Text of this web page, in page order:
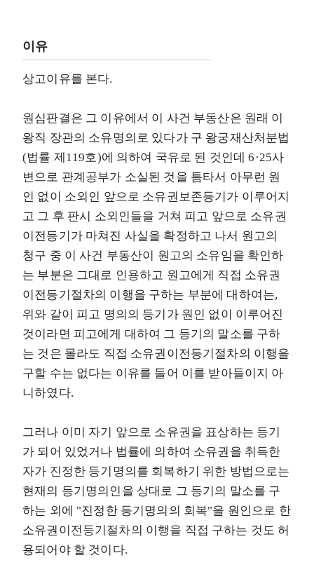
이유
상고이유를 본다.
원심판결은 그 이유에서 이 사건 부동산은 원래 이
왕직 장관의 소유명의로 있다가 구 왕궁재산처분법
(법률 제119호)에 의하여 국유로 된 것인데 6·25사
변으로 관계공부가 소실된 것을 틈타서 아무런 원
인 없이 소외인 앞으로 소유권보존등기가 이루어지
고 그 후 판시 소외인들을 거쳐 피고 앞으로 소유권
이전등기가 마쳐진 사실을 확정하고 나서 원고의
청구 중 이 사건 부동산이 원고의 소유임을 확인하
는 부분은 그대로 인용하고 원고에게 직접 소유권
이전등기절차의 이행을 구하는 부분에 대하여는,
위와 같이 피고 명의의 등기가 원인 없이 이루어진
것이라면 피고에게 대하여 그 등기의 말소를 구하
는 것은 몰라도 직접 소유권이전등기절차의 이행을
구할 수는 없다는 이유를 들어 이를 받아들이지 아
니하였다.
그러나 이미 자기 앞으로 소유권을 표상하는 등기
가 되어 있었거나 법률에 의하여 소유권을 취득한
자가 진정한 등기명의를 회복하기 위한 방법으로는
현재의 등기명의인을 상대로 그 등기의 말소를 구
하는 외에 "진정한 등기명의의 회복"을 원인으로 한
소유권이전등기절차의 이행을 직접 구하는 것도 허
용되어야 할 것이다.